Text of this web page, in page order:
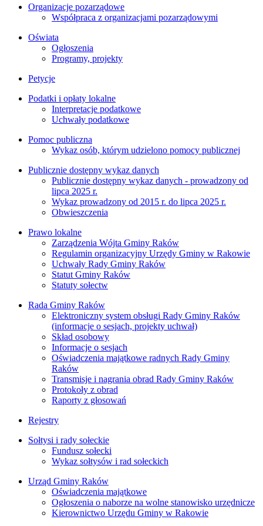
Organizacje pozarządowe
Współpraca z organizacjami pozarządowymi
Oświata
Ogłoszenia
Programy, projekty
Petycje
Podatki i opłaty lokalne
Interpretacje podatkowe
Uchwały podatkowe
Pomoc publiczna
Wykaz osób, którym udzielono pomocy publicznej
Publicznie dostępny wykaz danych
Publicznie dostępny wykaz danych - prowadzony od
lipca 2025 r.
Wykaz prowadzony od 2015 r. do lipca 2025 r.
Obwieszczenia
Prawo lokalne
Zarządzenia Wójta Gminy Raków
Regulamin organizacyjny Urzędy Gminy w Rakowie
Uchwały Rady Gminy Raków
Statut Gminy Raków
Statuty sołectw
Rada Gminy Raków
Elektroniczny system obsługi Rady Gminy Raków
(informacje o sesjach, projekty uchwał)
Skład osobowy
Informacje o sesjach
Oświadczenia majątkowe radnych Rady Gminy
Raków
Transmisje i nagrania obrad Rady Gminy Raków
Protokoły z obrad
Raporty z głosowań
Rejestry
Sołtysi i rady sołeckie
Fundusz sołecki
Wykaz sołtysów i rad sołeckich
Urząd Gminy Raków
Oświadczenia majątkowe
Ogłoszenia o naborze na wolne stanowisko urzędnicze
Kierownictwo Urzędu Gminy w Rakowie